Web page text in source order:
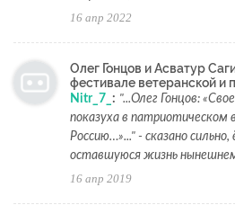
16 апр 2022
Олег Гонцов и Асватур
фестивале ветеранской и
Nitr_7_ : "...Олег Гонцов:
показуха в патриотическом
Россию…»..." - сказано
оставшуюся жизнь
16 апр 2019